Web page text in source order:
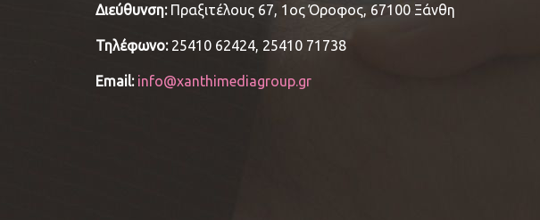
Διεύθυνση:Πραξιτέλους 67, 1ος Όροφος, 67100 Ξάνθη
Τηλέφωνο:25410 62424, 25410 71738
Email: info@xanthimediagroup.gr